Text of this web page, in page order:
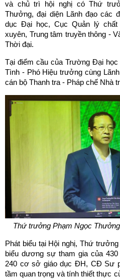
và chủ trì hội nghị có Thứ
Thưởng, đại diện Lãnh đạo các
dục Đại học, Cục Quản lý
xuyên, Trung tâm truyền thông -
Thời đại.
Tại điểm cầu của Trường Đại
Tình - Phó Hiệu trưởng cùng
cán bộ Thanh tra - Pháp chế Nhà
Thứ trưởng Phạm Ngọc
Phát biểu tại Hội nghị, Thứ
biểu dương sự tham gia của
240 cơ sở giáo dục ĐH, CĐ Sư
tầm quan trọng và tính thiết thực